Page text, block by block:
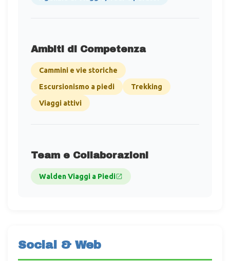
Ambiti di Competenza
Cammini e vie storiche
Escursionismo a piedi
Trekking
Viaggi attivi
Team e Collaborazioni
Walden Viaggi a Piedi
Social & Web